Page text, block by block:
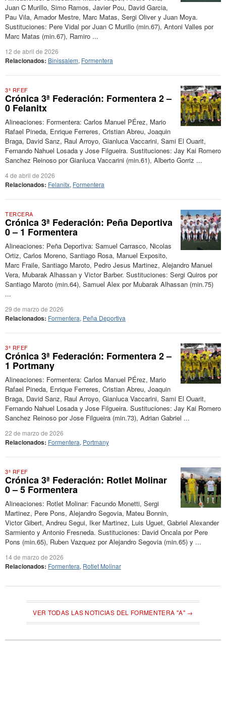
Juan C Murillo, Simo Ramos, Javier Pou, David Garcia,
Pau Vila, Amador Mestre, Marc Matas, Sergi Oliver y Juan Moya.
Sustituciones: Pere Vidal por Juan C Murillo (min.67), Antoni Valles por
Marc Matas (min.67), Ramiro ...
12 de abril de 2026
Relacionados: Binissalem, Formentera
3ª RFEF
Crónica 3ª Federación: Formentera 2 –
0 Felanitx
Alineaciones: Formentera: Carlos Manuel PÉrez, Mario
Rafael Pineda, Enrique Ferreres, Cristian Abreu, Joaquin
Braga, David Sanz, Raul Arroyo, Gianluca Vaccarini, Sami El Ouarit,
Fernando Nahuel Losada y Jose Filgueira. Sustituciones: Jay Kai Romero
Sanchez Reinoso por Gianluca Vaccarini (min.61), Alberto Gorriz ...
4 de abril de 2026
Relacionados: Felanitx, Formentera
TERCERA
Crónica 3ª Federación: Peña Deportiva
0 – 1 Formentera
Alineaciones: Peña Deportiva: Samuel Carrasco, Nicolas
Ortiz, Carlos Moreno, Santiago Rosa, Manuel Exposito,
Marc Fraile, Santiago Maroto, Pedro Jesus Martinez, Alejandro Manuel
Vera, Mubarak Alhassan y Victor Barber. Sustituciones: Sergi Quiros por
Santiago Maroto (min.64), Samuel Alex por Mubarak Alhassan (min.75)
...
29 de marzo de 2026
Relacionados: Formentera, Peña Deportiva
3ª RFEF
Crónica 3ª Federación: Formentera 2 –
1 Portmany
Alineaciones: Formentera: Carlos Manuel PÉrez, Mario
Rafael Pineda, Enrique Ferreres, Cristian Abreu, Joaquin
Braga, David Sanz, Raul Arroyo, Gianluca Vaccarini, Sami El Ouarit,
Fernando Nahuel Losada y Jose Filgueira. Sustituciones: Jay Kai Romero
Sanchez Reinoso por Jose Filgueira (min.73), Adrian Gabriel ...
22 de marzo de 2026
Relacionados: Formentera, Portmany
3ª RFEF
Crónica 3ª Federación: Rotlet Molinar
0 – 5 Formentera
Alineaciones: Rotlet Molinar: Facundo Monetti, Sergi
Martinez, Pere Pons, Alejandro Segovia, Mateu Bonnin,
Victor Gibert, Andreu Segui, Iker Martinez, Luis Uguet, Gabriel Alexander
Sarmiento y Antonio Fresneda. Sustituciones: David Oncala por Pere
Pons (min.65), Ruben Vazquez por Alejandro Segovia (min.65) y ...
14 de marzo de 2026
Relacionados: Formentera, Rotlet Molinar
VER TODAS LAS NOTICIAS DEL FORMENTERA "A" →